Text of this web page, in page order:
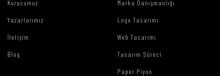
Kurucumuz
Yazarlarımız
İletişim
Blog
Marka Danışmanlığı
Logo Tasarımı
Web Tasarımı
Tasarım Süreci
Paper Piyon